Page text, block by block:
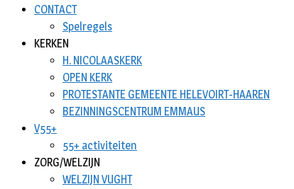
CONTACT
Spelregels
KERKEN
H. NICOLAASKERK
OPEN KERK
PROTESTANTE GEMEENTE HELEVOIRT-HAAREN
BEZINNINGSCENTRUM EMMAUS
V55+
55+ activiteiten
ZORG/WELZIJN
WELZIJN VUGHT